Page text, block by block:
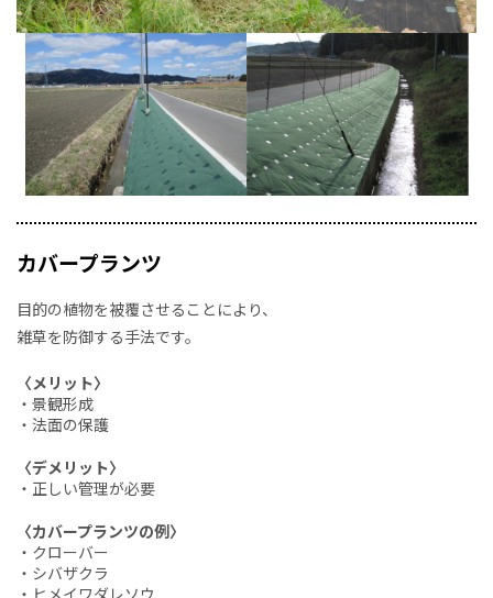
カバープランツ
目的の植物を被覆させることにより、
雑草を防御する手法です。
〈メリット〉
・景観形成
・法面の保護
〈デメリット〉
・正しい管理が必要
〈カバープランツの例〉
・クローバー
・シバザクラ
・ヒメイワダレソウ